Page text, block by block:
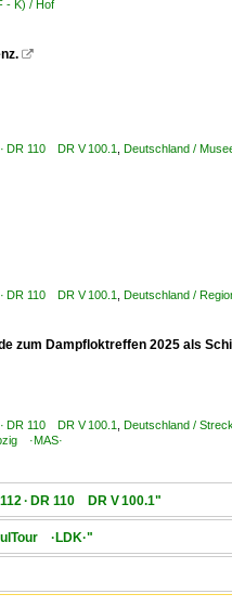
- K) / Hof

DR 110 DR V 100.1 Deutschland /
DR 110 DR V 100.1 Deutschland /
zum Dampfloktreffen 2025 als
DR 110 DR V 100.1 Deutschland /
·MAS·
· DR 110 DR V 100.1"
·LDK·"